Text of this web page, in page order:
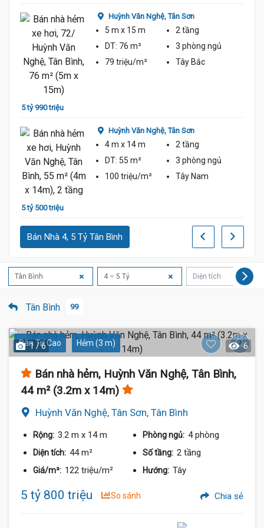
5 tỷ 990 triệu
Huỳnh Văn Nghệ,Tân Sơn
5 m x 15 m
2 tầng
DT: 76 m² 3 phòng ngủ
79 triệu/m²
Tây Bắc
5 tỷ 500 triệu
Huỳnh Văn Nghệ,Tân Sơn
4 m x 14 m
2 tầng
DT: 55 m² 3 phòng ngủ
100 triệu/m²
Tây Nam
Bán Nhà 4, 5 Tỷ Tân Bình
Tân Bình 4 – 5 Tỷ Diện tích
Tân Bình 99
Dân Trí Cao Hẻm (3 m)
1 / 6 6
Bán nhà hẻm, Huỳnh Văn Nghệ, Tân Bình,
44 m² (3.2m x 14m)
Huỳnh Văn Nghệ, Tân Sơn, Tân Bình
Rộng: 3.2 m x 14 m Phòng ngủ: 4 phòng
Diện tích: 44 m² Số tầng: 2 tầng
Giá/m²: 122 triệu/m² Hướng: Tây
5 tỷ 800 triệu So sánh Chia sẻ